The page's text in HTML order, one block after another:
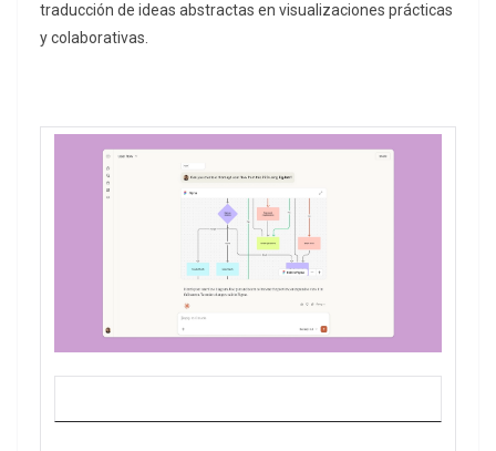
traducción de ideas abstractas en visualizaciones prácticas
y colaborativas.